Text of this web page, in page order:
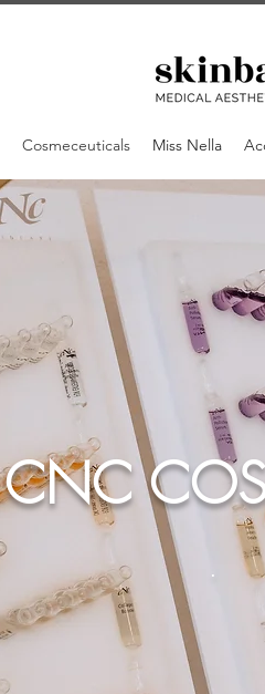
Cosmeceuticals Miss Nella
CNC
.